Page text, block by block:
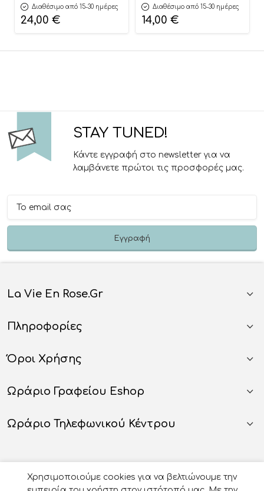
DIY Κατασκευές (10τμχ)
| ΠΑΜ3Κ Riniotis
Διαθέσιμο από 15-30 ημέρες
24,00 €
Λουλούδια με
Καρφίτσα Πέρλες
70cm | Λ133 Riniotis
Διαθέσιμο από 15-30 ημέρες
14,00 €
STAY TUNED!
Κάντε εγγραφή στο newsletter για να
λαμβάνετε πρώτοι τις προσφορές μας.
La Vie En Rose.gr
Πληροφορίες
Όροι Χρήσης
Ωράριο Γραφείου Eshop
Ωράριο Τηλεφωνικού Κέντρου
Χρησιμοποιούμε cookies για να βελτιώνουμε την